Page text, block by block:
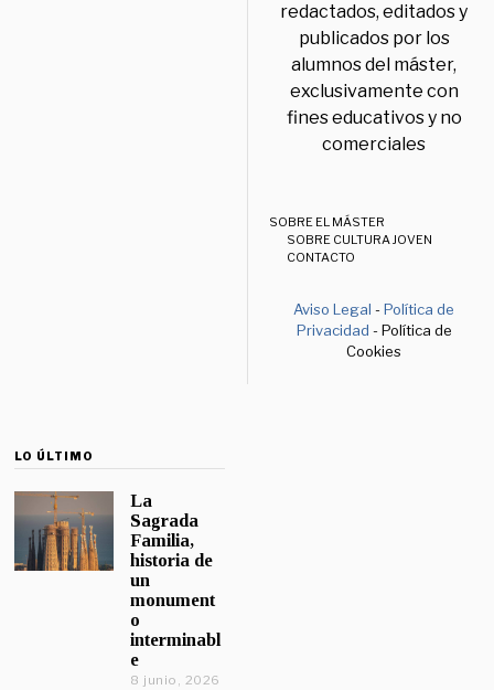
redactados, editados y
publicados por los
alumnos del máster,
exclusivamente con
fines educativos y no
comerciales
SOBRE EL MÁSTER
SOBRE CULTURA JOVEN
CONTACTO
Aviso Legal -Política de
Privacidad - Política de
Cookies
LO ÚLTIMO
La
Sagrada
Familia,
historia de
un
monument
o
interminabl
e
8 junio, 2026